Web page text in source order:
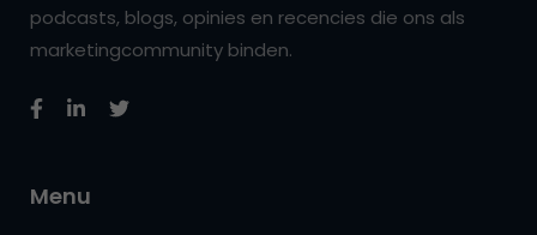
podcasts, blogs, opinies en recencies die ons als
marketingcommunity binden.
Menu